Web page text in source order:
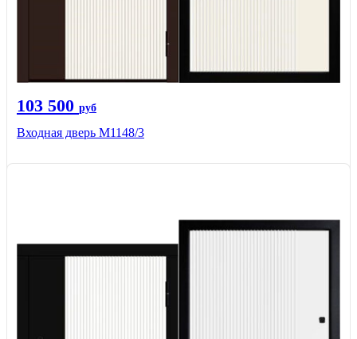
103 500 руб
Входная дверь М1148/3